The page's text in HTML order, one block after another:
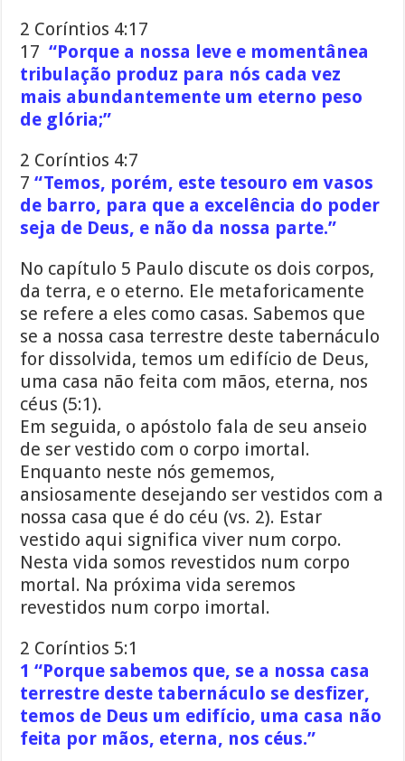
2 Coríntios 4:17
17“Porque a nossa leve e momentânea
tribulação produz para nós cada vez
mais abundantemente um eterno peso
de glória;”
2 Coríntios 4:7
7“Temos, porém, este tesouro em vasos
de barro, para que a excelência do poder
seja de Deus, e não da nossa parte.”
No capítulo 5 Paulo discute os dois corpos,
da terra, e o eterno. Ele metaforicamente
se refere a eles como casas. Sabemos que
se a nossa casa terrestre deste tabernáculo
for dissolvida, temos um edifício de Deus,
uma casa não feita com mãos, eterna, nos
céus (5:1).
Em seguida, o apóstolo fala de seu anseio
de ser vestido com o corpo imortal.
Enquanto neste nós gememos,
ansiosamente desejando ser vestidos com a
nossa casa que é do céu (vs. 2). Estar
vestido aqui significa viver num corpo.
Nesta vida somos revestidos num corpo
mortal. Na próxima vida seremos
revestidos num corpo imortal.
2 Coríntios 5:1
1 “Porque sabemos que, se a nossa casa
terrestre deste tabernáculo se desfizer,
temos de Deus um edifício, uma casa não
feita por mãos, eterna, nos céus.”